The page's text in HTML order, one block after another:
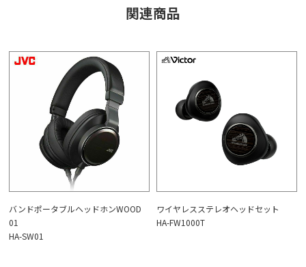
関連商品
バンドポータブルヘッドホンWOOD
01
HA-SW01
ワイヤレスステレオヘッドセット
HA-FW1000T